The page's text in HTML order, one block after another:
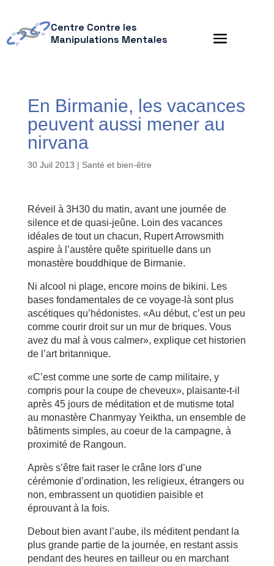
Centre Contre les
Manipulations Mentales
En Birmanie, les vacances
peuvent aussi mener au
nirvana
30 Juil 2013 | Santé et bien-être
Réveil à 3H30 du matin, avant une journée de
silence et de quasi-jeûne. Loin des vacances
idéales de tout un chacun, Rupert Arrowsmith
aspire à l’austère quête spirituelle dans un
monastère bouddhique de Birmanie.
Ni alcool ni plage, encore moins de bikini. Les
bases fondamentales de ce voyage-là sont plus
ascétiques qu’hédonistes. «Au début, c’est un peu
comme courir droit sur un mur de briques. Vous
avez du mal à vous calmer», explique cet historien
de l’art britannique.
«C’est comme une sorte de camp militaire, y
compris pour la coupe de cheveux», plaisante-t-il
après 45 jours de méditation et de mutisme total
au monastère Chanmyay Yeiktha, un ensemble de
bâtiments simples, au coeur de la campagne, à
proximité de Rangoun.
Après s’être fait raser le crâne lors d’une
cérémonie d’ordination, les religieux, étrangers ou
non, embrassent un quotidien paisible et
éprouvant à la fois.
Debout bien avant l’aube, ils méditent pendant la
plus grande partie de la journée, en restant assis
pendant des heures en tailleur ou en marchant